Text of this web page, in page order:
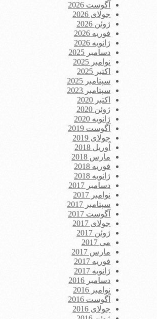
آگوست 2026
جولای 2026
ژوئن 2026
فوریه 2026
ژانویه 2026
دسامبر 2025
نوامبر 2025
اکتبر 2025
سپتامبر 2025
سپتامبر 2023
اکتبر 2020
ژوئن 2020
ژانویه 2020
آگوست 2019
جولای 2019
آوریل 2018
مارس 2018
فوریه 2018
ژانویه 2018
دسامبر 2017
نوامبر 2017
سپتامبر 2017
آگوست 2017
جولای 2017
ژوئن 2017
می 2017
مارس 2017
فوریه 2017
ژانویه 2017
دسامبر 2016
نوامبر 2016
آگوست 2016
جولای 2016